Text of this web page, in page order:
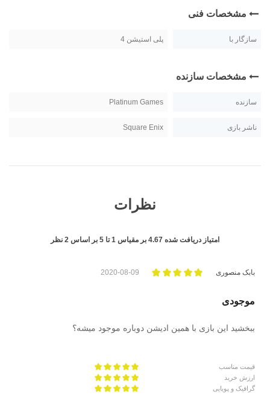
مشخصات فنی
سازگار با پلی استیشن 4
مشخصات سازنده
سازنده Platinum Games
ناشر بازی Square Enix
نظرات
امتیاز دریافت شده 4.67 بر مقیاس 1تا 5 بر اساس 2 نظر
بابک منصوری 2020-08-09
موجودی
ببخشید این بازی با همین ادیشن دوباره موجود میشه؟
قیمت مناسب
ارزش خرید
گرافیک و پویایی